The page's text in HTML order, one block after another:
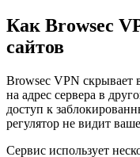
Как Browsec
сайтов
Browsec VPN скрывает
на адрес сервера в
доступ к
регулятор не видит
Сервис использует